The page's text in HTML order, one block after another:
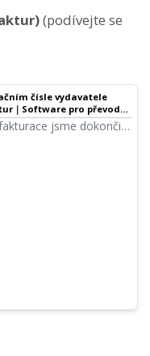
(podívejte se
čísle vydavatele
｜Software pro převod
jsme dokončili